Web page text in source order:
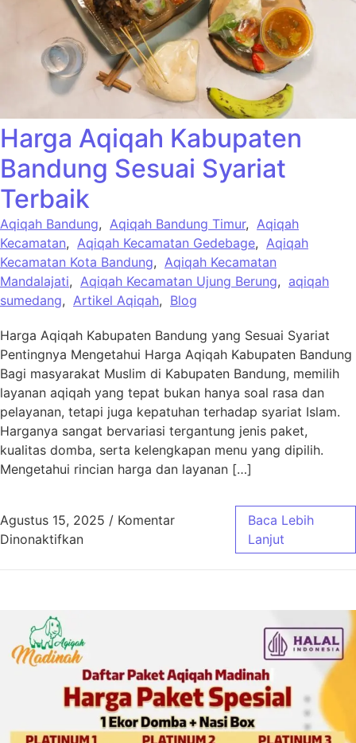
Harga Aqiqah Kabupaten
Bandung Sesuai Syariat
Terbaik
Aqiqah Bandung, Aqiqah Bandung Timur, Aqiqah
Kecamatan, Aqiqah Kecamatan Gedebage, Aqiqah
Kecamatan Kota Bandung, Aqiqah Kecamatan
Mandalajati, Aqiqah Kecamatan Ujung Berung, aqiqah
sumedang, Artikel Aqiqah, Blog
Harga Aqiqah Kabupaten Bandung yang Sesuai Syariat
Pentingnya Mengetahui Harga Aqiqah Kabupaten Bandung
Bagi masyarakat Muslim di Kabupaten Bandung, memilih
layanan aqiqah yang tepat bukan hanya soal rasa dan
pelayanan, tetapi juga kepatuhan terhadap syariat Islam.
Harganya sangat bervariasi tergantung jenis paket,
kualitas domba, serta kelengkapan menu yang dipilih.
Mengetahui rincian harga dan layanan […]
Agustus 15, 2025 / Komentar
Dinonaktifkanpada Harga Aqiqah Kabupaten Bandung
Baca Lebih
Lanjut